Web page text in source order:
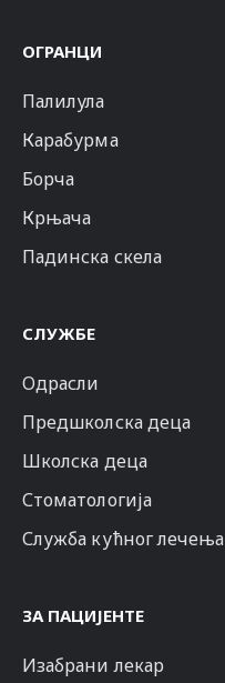
ОГРАНЦИ
Палилула
Карабурма
Борча
Крњача
Падинска скела
СЛУЖБЕ
Одрасли
Предшколска деца
Школска деца
Стоматологија
Служба кућног лечења
ЗА ПАЦИЈЕНТЕ
Изабрани лекар